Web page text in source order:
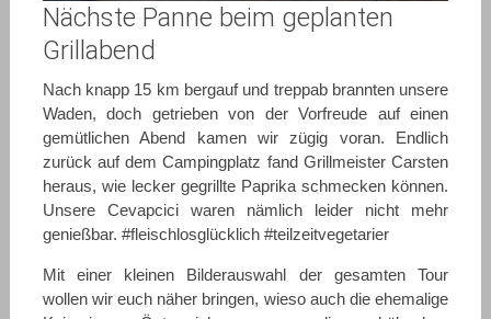
Nächste Panne beim geplanten
Grillabend
Nach knapp 15 km bergauf und treppab brannten unsere
Waden, doch getrieben von der Vorfreude auf einen
gemütlichen Abend kamen wir zügig voran. Endlich
zurück auf dem Campingplatz fand Grillmeister Carsten
heraus, wie lecker gegrillte Paprika schmecken können.
Unsere Cevapcici waren nämlich leider nicht mehr
genießbar. #fleischlosglücklich #teilzeitvegetarier
Mit einer kleinen Bilderauswahl der gesamten Tour
wollen wir euch näher bringen, wieso auch die ehemalige